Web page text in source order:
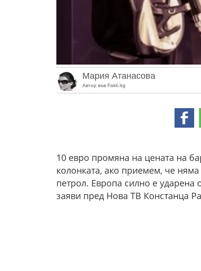
Мария Атанасова
Автор във Fakti.bg
10 евро промяна на цената на
колонката, ако приемем, че
петрол. Европа силно е ударена
заяви пред Нова ТВ Констанца